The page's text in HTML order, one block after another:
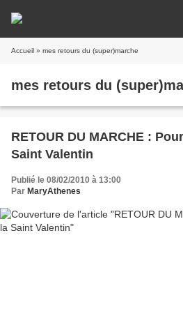
Accueil » mes retours du (super)marche
mes retours du
RETOUR DU MARCHE :
Saint Valentin
Publié le 08/02/2010 à 13:00
Par MaryAthenes